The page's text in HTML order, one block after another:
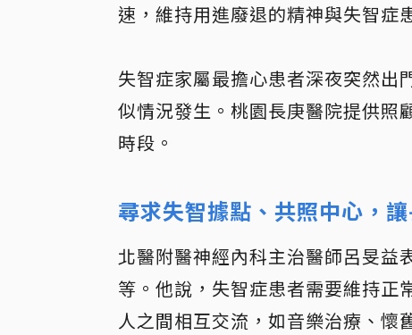
速，維持用進廢退的精神與失智症
失智症家屬最擔心患者深夜突然出
似情況發生。桃園長庚醫院提供照
時段。
尋求失智據點、共照中心，
北醫附醫神經內科主治醫師呂旻益
等。他說，失智症患者需要維持正
人之間相互交流，如音樂治療、懷